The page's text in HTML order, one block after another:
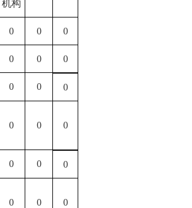
机构
0 0 0
0 0 0
0 0 0
0 0 0
0 0 0
0 0 0